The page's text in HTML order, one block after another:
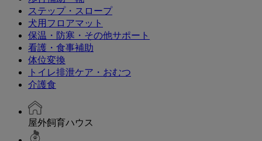
ステップ・スロープ
犬用フロアマット
保温・防寒・その他サポート
看護・食事補助
体位変換
トイレ排泄ケア・おむつ
介護食
屋外飼育ハウス